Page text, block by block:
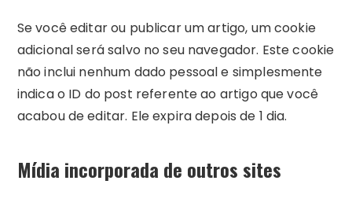
Se você editar ou publicar um artigo, um cookie
adicional será salvo no seu navegador. Este cookie
não inclui nenhum dado pessoal e simplesmente
indica o ID do post referente ao artigo que você
acabou de editar. Ele expira depois de 1 dia.
Mídia incorporada de outros sites